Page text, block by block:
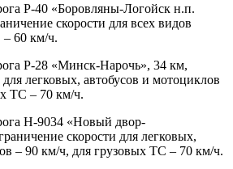
Р-40 «Боровляны-Логойск н.п.
скорости для всех видов
– 60 км/ч.
Р-28 «Минск-Нарочь», 34 км,
легковых, автобусов и мотоциклов
ТС – 70 км/ч.
Н-9034 «Новый двор-
скорости для легковых,
– 90 км/ч, для грузовых ТС – 70 км/ч.